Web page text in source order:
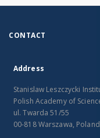
CONTACT
Address
Stanislaw Leszczycki
Polish Academy of
ul. Twarda 51/55
00-818 Warszawa, Poland